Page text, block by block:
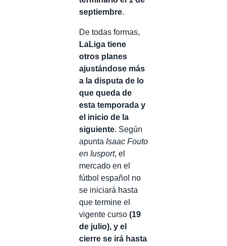
septiembre.
De todas formas,
LaLiga tiene
otros planes
ajustándose más
a la disputa de lo
que queda de
esta temporada y
el inicio de la
siguiente. Según
apunta Isaac Fouto
en Iusport, el
mercado en el
fútbol español no
se iniciará hasta
que termine el
vigente curso (19
de julio), y el
cierre se irá hasta